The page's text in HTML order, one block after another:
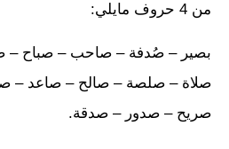
من 4 حروف مايلي:
بصير – صُدفة – صاحب – صباح –
صلاة – صلصة – صالح – صاعد –
صريح – صدور – صدقة.